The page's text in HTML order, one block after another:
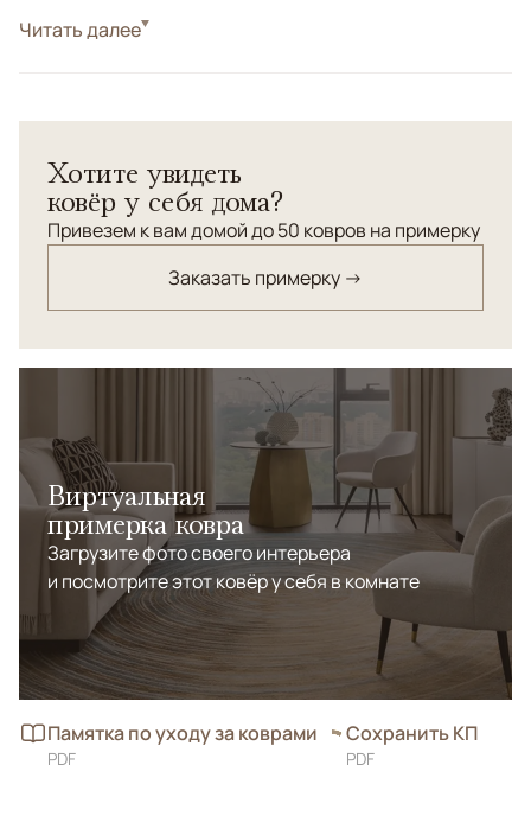
СтильКилимы и сумахи
категории. Соткан в селе Куг (Хивский район, Р.
(высокая плотность плетения, изысканная
расцветка), творение известной и уважаемой в
нагорном Дагестане мастерицы. Использовался как
для напольной эксплуатации.
Читать далее
Хотите увидеть
ковёр у себя дома?
Привезем к вам домой до 50 ковров на примерку
Заказать примерку →
Виртуальная
примерка ковра
Загрузите фото своего интерьера
и посмотрите этот ковёр у себя в комнате
Памятка по уходу за коврами
PDF
Сохранить КП
PDF